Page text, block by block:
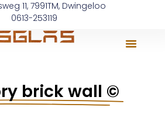
11, 7991TM, Dwingeloo
0613-253119
brick wall ©